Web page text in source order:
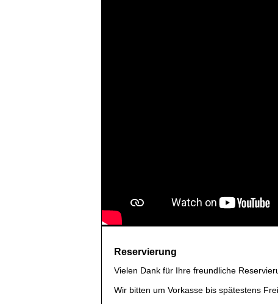
Reservierung
Vielen Dank für Ihre freundliche
Wir bitten um Vorkasse bis spätestens